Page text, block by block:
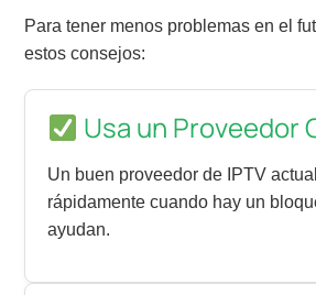
Para tener menos problemas en el
estos consejos:
Usa un Proveedor
Un buen proveedor de IPTV
rápidamente cuando hay un
ayudan.